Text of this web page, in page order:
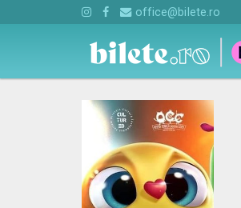
office@bilete.ro